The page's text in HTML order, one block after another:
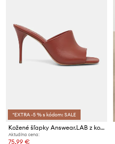
*EXTRA -5 % s kódom: SALE
Kožené šľapky Answear.LAB z kolekcie Unscripted
Aktuálna cena:
75,99 €